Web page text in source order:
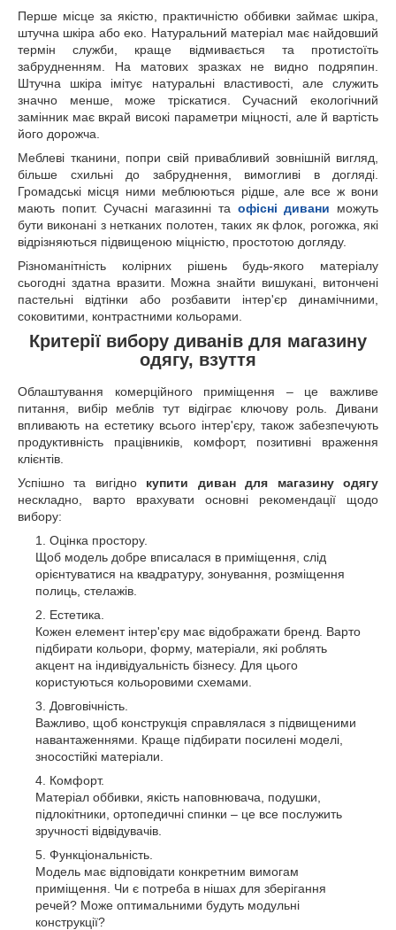
Перше місце за якістю, практичністю оббивки займає шкіра,
штучна шкіра або еко. Натуральний матеріал має найдовший
термін служби, краще відмивається та протистоїть
забрудненням. На матових зразках не видно подряпин.
Штучна шкіра імітує натуральні властивості, але служить
значно менше, може тріскатися. Сучасний екологічний
замінник має вкрай високі параметри міцності, але й вартість
його дорожча.
Меблеві тканини, попри свій привабливий зовнішній вигляд,
більше схильні до забруднення, вимогливі в догляді.
Громадські місця ними меблюються рідше, але все ж вони
мають попит. Сучасні магазинні та офісні дивани можуть
бути виконані з нетканих полотен, таких як флок, рогожка, які
відрізняються підвищеною міцністю, простотою догляду.
Різноманітність колірних рішень будь-якого матеріалу
сьогодні здатна вразити. Можна знайти вишукані, витончені
пастельні відтінки або розбавити інтер'єр динамічними,
соковитими, контрастними кольорами.
Критерії вибору диванів для магазину
одягу, взуття
Облаштування комерційного приміщення – це важливе
питання, вибір меблів тут відіграє ключову роль. Дивани
впливають на естетику всього інтер'єру, також забезпечують
продуктивність працівників, комфорт, позитивні враження
клієнтів.
Успішно та вигідно купити диван для магазину одягу
нескладно, варто врахувати основні рекомендації щодо
вибору:
Оцінка простору.
Щоб модель добре вписалася в приміщення, слід
орієнтуватися на квадратуру, зонування, розміщення
полиць, стелажів.
Естетика.
Кожен елемент інтер'єру має відображати бренд. Варто
підбирати кольори, форму, матеріали, які роблять
акцент на індивідуальність бізнесу. Для цього
користуються кольоровими схемами.
Довговічність.
Важливо, щоб конструкція справлялася з підвищеними
навантаженнями. Краще підбирати посилені моделі,
зносостійкі матеріали.
Комфорт.
Матеріал оббивки, якість наповнювача, подушки,
підлокітники, ортопедичні спинки – це все послужить
зручності відвідувачів.
Функціональність.
Модель має відповідати конкретним вимогам
приміщення. Чи є потреба в нішах для зберігання
речей? Може оптимальними будуть модульні
конструкції?